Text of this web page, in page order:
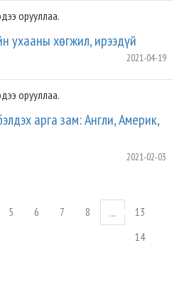
орууллаа.
ухааны хѳгжил, ирээдүй
2021-04-19
орууллаа.
арга зам: Англи, Америк,
2021-02-03
5 6 7 8 ...
13
14